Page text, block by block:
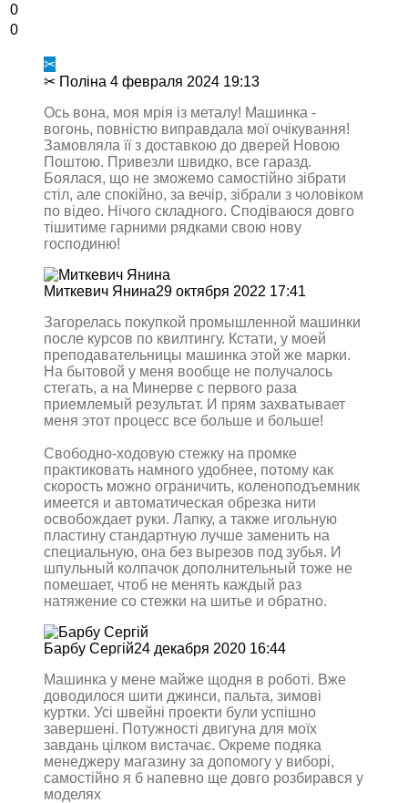
0
0
✂
✂ Поліна 4 февраля 2024 19:13
Ось вона, моя мрія із металу! Машинка -
вогонь, повністю виправдала мої очікування!
Замовляла її з доставкою до дверей Новою
Поштою. Привезли швидко, все гаразд.
Боялася, що не зможемо самостійно зібрати
стіл, але спокійно, за вечір, зібрали з чоловіком
по відео. Нічого складного. Сподіваюся довго
тішитиме гарними рядками свою нову
господиню!
Миткевич Янина29 октября 2022 17:41
Загорелась покупкой промышленной машинки
после курсов по квилтингу. Кстати, у моей
преподавательницы машинка этой же марки.
На бытовой у меня вообще не получалось
стегать, а на Минерве с первого раза
приемлемый результат. И прям захватывает
меня этот процесс все больше и больше!
Свободно-ходовую стежку на промке
практиковать намного удобнее, потому как
скорость можно ограничить, коленоподъемник
имеется и автоматическая обрезка нити
освобождает руки. Лапку, а также игольную
пластину стандартную лучше заменить на
специальную, она без вырезов под зубья. И
шпульный колпачок дополнительный тоже не
помешает, чтоб не менять каждый раз
натяжение со стежки на шитье и обратно.
Барбу Сергій24 декабря 2020 16:44
Машинка у мене майже щодня в роботі. Вже
доводилося шити джинси, пальта, зимові
куртки. Усі швейні проекти були успішно
завершені. Потужності двигуна для моїх
завдань цілком вистачає. Окреме подяка
менеджеру магазину за допомогу у виборі,
самостійно я б напевно ще довго розбирався у
моделях